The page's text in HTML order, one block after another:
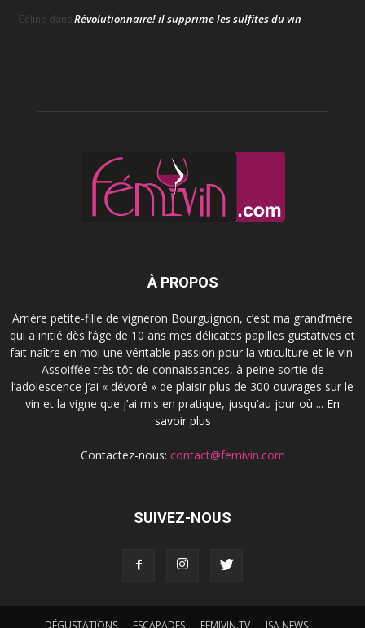
Céline dansRévolutionnaire! il supprime les sulfites du vin
À PROPOS
Arrière petite-fille de vigneron Bourguignon, c’est ma grand’mère
qui a initié dès l’âge de 10 ans mes délicates papilles gustatives et
fait naître en moi une véritable passion pour la viticulture et le vin.
Assoiffée très tôt de connaissances, à peine sortie de
l’adolescence j’ai « dévoré » de plaisir plus de 300 ouvrages sur le
vin et la vigne que j’ai mis en pratique, jusqu’au jour où ... En
savoir plus
Contactez-nous: contact@femivin.com
SUIVEZ-NOUS